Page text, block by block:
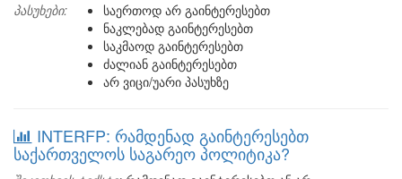
პასუხები:
საერთოდ არ გაინტერესებთ
ნაკლებად გაინტერესებთ
საკმაოდ გაინტერესებთ
ძალიან გაინტერესებთ
არ ვიცი/უარი პასუხზე
INTERFP: რამდენად გაინტერესებთ
საქართველოს საგარეო პოლიტიკა?